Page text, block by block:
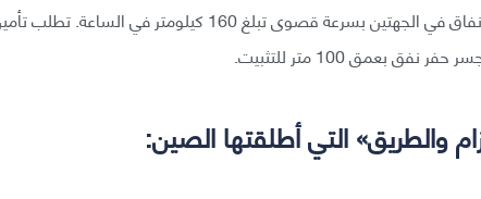
-الذي يبلغ ارتفاعه 300 متر- مباشرةً عبر أنفاق في الجهتين بسرعة قصوى تبلغ 160 كيلومتر في الساعة.
بعمق 100 متر للتثبيت.
والطريق» التي أطلقتها الصين: